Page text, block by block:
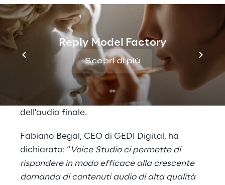
Reply Model Factory
Scopri di più
dell'enfasi in base al tipo di articolo (ad
esempio cronaca, sport, cultura). Sono
inoltre disponibili strumenti per il controllo
qualità degli audio generati, permettendo
correzioni attraverso l’intervento editoriale,
che si applicano automaticamente alle
generazioni successive, oltre a consentire di
integrare musica di sottofondo all’interno
dell'audio finale.
Fabiano Begal, CEO di GEDI Digital, ha
dichiarato: “Voice Studio ci permette di
rispondere in modo efficace alla crescente
domanda di contenuti audio di alta qualità